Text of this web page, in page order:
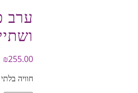
ערב
₪255.00
חוויה